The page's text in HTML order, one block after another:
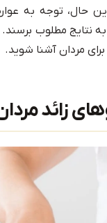
حال، توجه به
نتایج مطلوب برسند.
مردان آشنا شوید.
زائد